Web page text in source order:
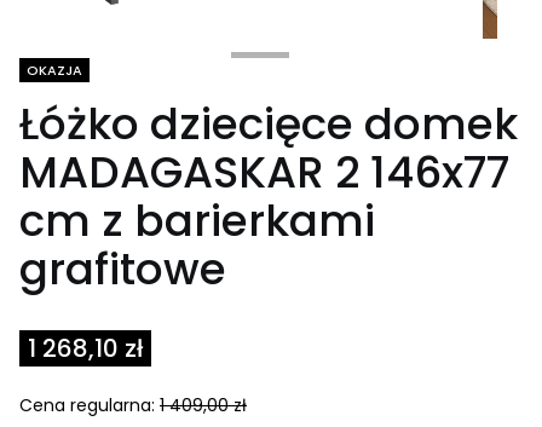
Tagi produktu
OKAZJA
Łóżko dziecięce domek
MADAGASKAR 2 146x77
cm z barierkami
grafitowe
1 268,10 zł
Cena regularna: 1 409,00 zł